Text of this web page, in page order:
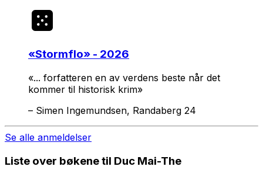
«Stormflo» - 2026
«... forfatteren en av verdens beste når det
kommer til historisk krim»
– Simen Ingemundsen, Randaberg 24
Se alle anmeldelser
Liste over bøkene til Duc Mai-The